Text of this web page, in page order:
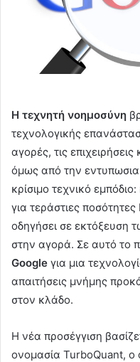
Η τεχνητή νοημοσύνη
τεχνολογικής
αγορές, τις
όμως από την
κρίσιμο τεχνικό
για τεράστιες
οδηγήσει σε εκτόξευση
στην αγορά. Σε αυτό το
Google για μια
απαιτήσεις μνήμης
στον κλάδο.
Η νέα προσέγγιση
ονομασία TurboQuant, ο